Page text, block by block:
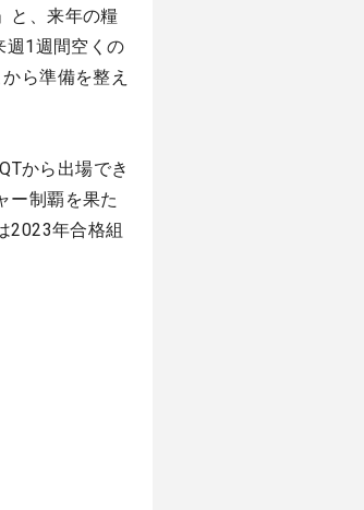
と、来年の糧
週1週間空くの
ら準備を整え
から出場でき
ー制覇を果た
2023年合格組